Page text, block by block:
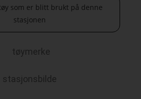
som er blitt brukt på denne
stasjonen
tøymerke
stasjonsbilde